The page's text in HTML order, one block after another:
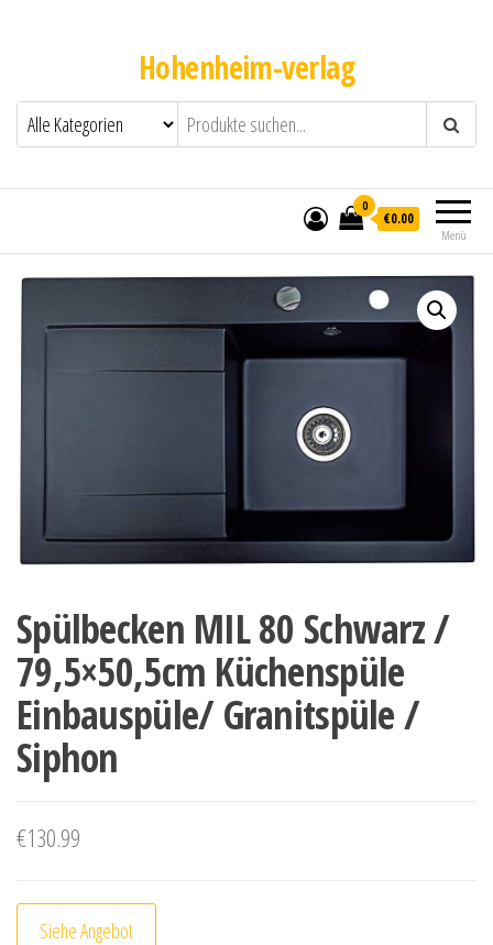
Hohenheim-verlag
Menü
0
€0.00
Spülbecken MIL 80 Schwarz /
79,5×50,5cm Küchenspüle
Einbauspüle/ Granitspüle /
Siphon
€130.99
Siehe Angebot